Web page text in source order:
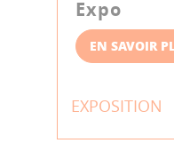
Expo
EN SAVOIR
EXPOSITION